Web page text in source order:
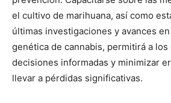
el cultivo de marihuana, así como
últimas investigaciones y avances
genética de cannabis, permitirá a
decisiones informadas y minimizar
llevar a pérdidas significativas.